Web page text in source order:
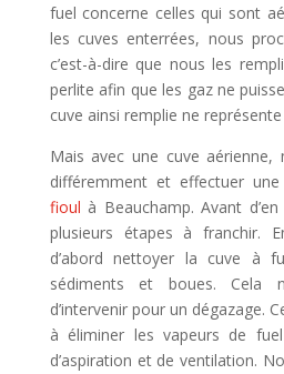
fuel concerne celles qui sont
les cuves enterrées, nous
c’est-à-dire que nous les
perlite afin que les gaz ne
cuve ainsi remplie ne
Mais avec une cuve aérienne,
différemment et effectuer une
fioul à Beauchamp. Avant
plusieurs étapes à franchir.
d’abord nettoyer la cuve à
sédiments et boues. Cela
d’intervenir pour un dégazage.
à éliminer les vapeurs de
d’aspiration et de ventilation.